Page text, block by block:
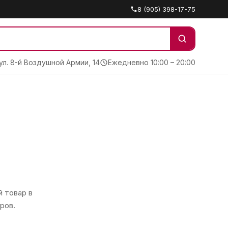
8 (905) 398-17-75
8-й Воздушной Армии, 14 Ежедневно 10:00 – 20:00
товар в